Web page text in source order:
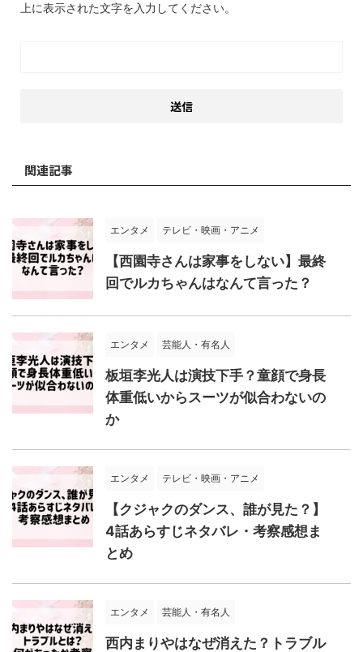
上に表示された文字を入力してください。
関連記事
エンタメ テレビ・映画・アニメ
【西園寺さんは家事をしない】最終
回でルカちゃんはなんて言った？
エンタメ 芸能人・有名人
板垣李光人は演技下手？童顔で身長
体重低いからスーツが似合わないの
か
エンタメ テレビ・映画・アニメ
【クジャクのダンス、誰が見た？】
4話あらすじネタバレ・考察感想ま
とめ
エンタメ 芸能人・有名人
西内まりやはなぜ消えた？トラブル